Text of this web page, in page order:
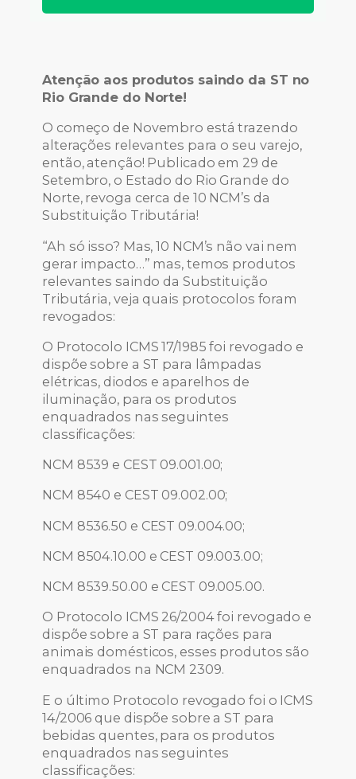
Atenção aos produtos saindo da ST no
Rio Grande do Norte!
O começo de Novembro está trazendo
alterações relevantes para o seu varejo,
então, atenção! Publicado em 29 de
Setembro, o Estado do Rio Grande do
Norte, revoga cerca de 10 NCM’s da
Substituição Tributária!
“Ah só isso? Mas, 10 NCM’s não vai nem
gerar impacto…” mas, temos produtos
relevantes saindo da Substituição
Tributária, veja quais protocolos foram
revogados:
O Protocolo ICMS 17/1985 foi revogado e
dispõe sobre a ST para lâmpadas
elétricas, diodos e aparelhos de
iluminação, para os produtos
enquadrados nas seguintes
classificações:
NCM 8539 e CEST 09.001.00;
NCM 8540 e CEST 09.002.00;
NCM 8536.50 e CEST 09.004.00;
NCM 8504.10.00 e CEST 09.003.00;
NCM 8539.50.00 e CEST 09.005.00.
O Protocolo ICMS 26/2004 foi revogado e
dispõe sobre a ST para rações para
animais domésticos, esses produtos são
enquadrados na NCM 2309.
E o último Protocolo revogado foi o ICMS
14/2006 que dispõe sobre a ST para
bebidas quentes, para os produtos
enquadrados nas seguintes
classificações: